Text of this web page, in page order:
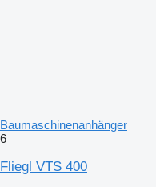
Baumaschinenanhänger
6
Fliegl VTS 400